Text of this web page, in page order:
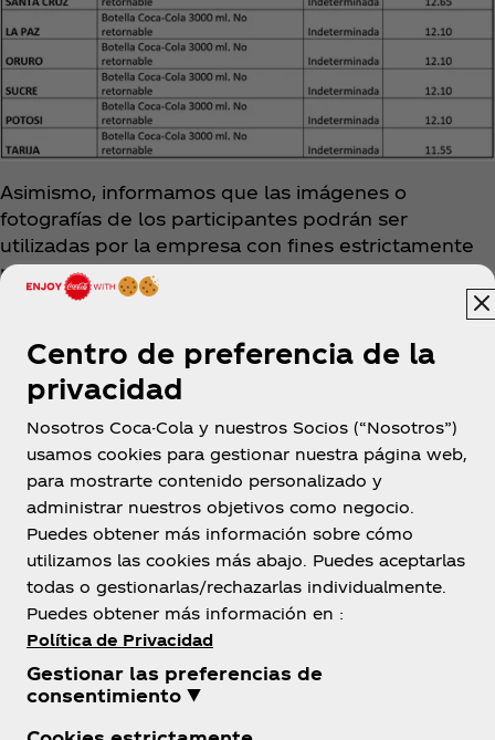
Asimismo, informamos que las imágenes o
fotografías de los participantes podrán ser
utilizadas por la empresa con fines estrictamente
relacionados a la promoción en cualquier medio de
comunicación, página de internet, red social o en la
Bolivia
Sobre Nosotros
Centro de preferencia de la
privacidad
Nosotros Coca-Cola y nuestros Socios (“Nosotros”)
usamos cookies para gestionar nuestra página web,
para mostrarte contenido personalizado y
administrar nuestros objetivos como negocio.
Puedes obtener más información sobre cómo
utilizamos las cookies más abajo. Puedes aceptarlas
todas o gestionarlas/rechazarlas individualmente.
Puedes obtener más información en :
Política de Privacidad
Gestionar las preferencias de
consentimiento ▼